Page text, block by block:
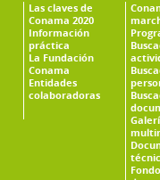
Las claves de
Conama 2020
Información
práctica
La Fundación
Conama
Entidades
colaboradoras
Fondo